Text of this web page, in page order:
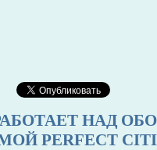
НАД
PERFECT